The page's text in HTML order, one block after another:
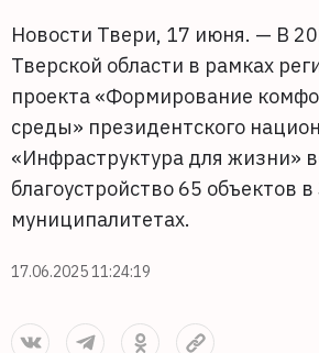
Новости Твери, 17 июня. — В
Тверской области в рамках
проекта «Формирование
среды» президентского
«Инфраструктура для жизни»
благоустройство 65 объектов в
муниципалитетах.
17.06.2025 11:24:19